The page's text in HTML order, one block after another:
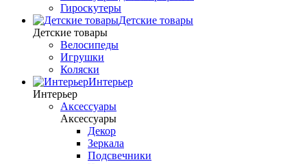
Гироскутеры
Детские товары
Детские товары
Велосипеды
Игрушки
Коляски
Интерьер
Интерьер
Аксессуары
Аксессуары
Декор
Зеркала
Подсвечники